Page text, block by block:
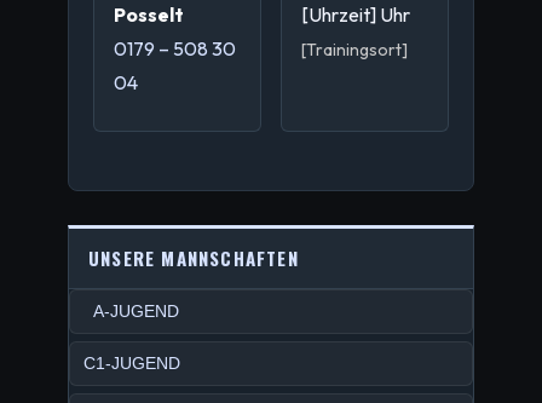
Posselt
0179 – 508 30
04
[Uhrzeit] Uhr
[Trainingsort]
UNSERE MANNSCHAFTEN
A-JUGEND
C1-JUGEND